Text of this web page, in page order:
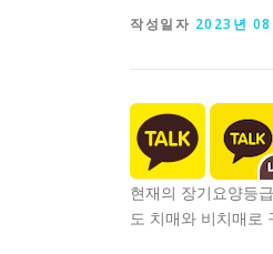
작성일자 2023년
현재의 장기요양등
도 치매와 비치매로